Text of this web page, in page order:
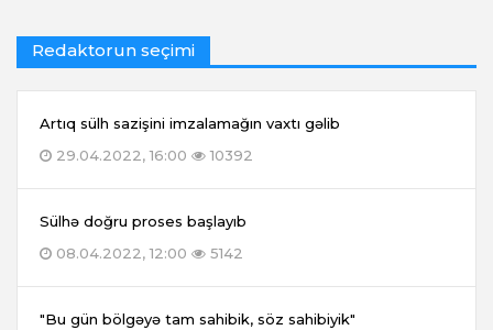
Redaktorun seçimi
Artıq sülh sazişini imzalamağın vaxtı gəlib
29.04.2022, 16:00
10392
Sülhə doğru proses başlayıb
08.04.2022, 12:00
5142
"Bu gün bölgəyə tam sahibik, söz sahibiyik"